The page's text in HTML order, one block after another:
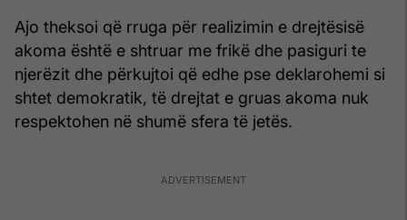
Ajo theksoi që rruga për realizimin e drejtësisë
akoma është e shtruar me frikë dhe pasiguri te
njerëzit dhe përkujtoi që edhe pse deklarohemi si
shtet demokratik, të drejtat e gruas akoma nuk
respektohen në shumë sfera të jetës.